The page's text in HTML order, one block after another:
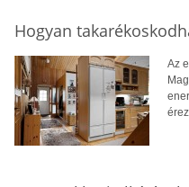
Hogyan
Az